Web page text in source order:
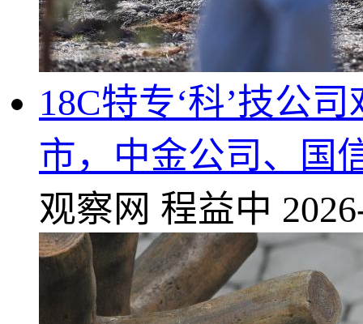
18C特专‘科’技公
市，中金公司、国
观察网 程益中